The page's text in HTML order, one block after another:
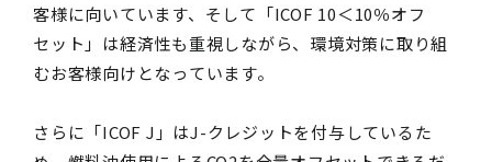
客様に向いています、そして「ICOF 10＜10％オフ
セット」は経済性も重視しながら、環境対策に取り組
むお客様向けとなっています。
さらに「ICOF J」はJ-クレジットを付与しているた